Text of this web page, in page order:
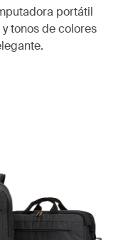
portátil
tonos de colores